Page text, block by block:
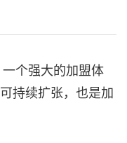
个强大的加盟体
持续扩张，也是加